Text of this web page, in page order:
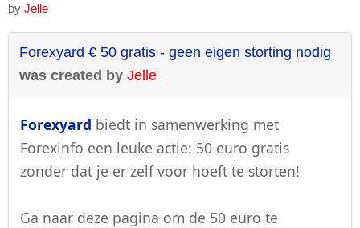
by Jelle
Forexyard € 50 gratis - geen eigen storting nodig
was created by Jelle
Forexyard biedt in samenwerking met
Forexinfo een leuke actie: 50 euro gratis
zonder dat je er zelf voor hoeft te storten!
Ga naar deze pagina om de 50 euro te